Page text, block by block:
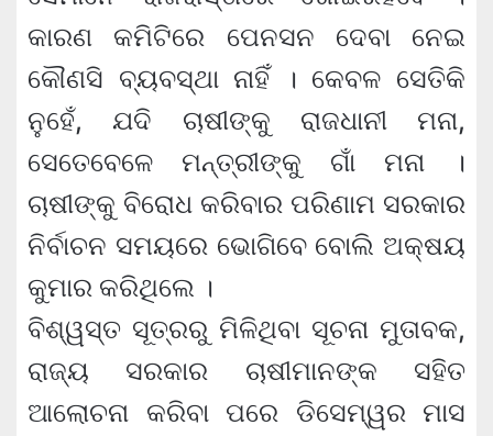
କାରଣ କମିଟିରେ ପେନସନ ଦେବା ନେଇ
କୌଣସି ବ୍ୟବସ୍ଥା ନାହିଁ । କେବଳ ସେତିକି
ନୁହେଁ, ଯଦି ଚାଷୀଙ୍କୁ ରାଜଧାନୀ ମନା,
ସେତେବେଳେ ମନ୍ତ୍ରୀଙ୍କୁ ଗାଁ ମନା ।
ଚାଷୀଙ୍କୁ ବିରୋଧ କରିବାର ପରିଣାମ ସରକାର
ନିର୍ବାଚନ ସମୟରେ ଭୋଗିବେ ବୋଲି ଅକ୍ଷୟ
କୁମାର କରିଥିଲେ ।
ବିଶ୍ୱସ୍ତ ସୂତ୍ରରୁ ମିଳିଥିବା ସୂଚନା ମୁତାବକ,
ରାଜ୍ୟ ସରକାର ଚାଷୀମାନଙ୍କ ସହିତ
ଆଲୋଚନା କରିବା ପରେ ଡିସେମ୍ୱର ମାସ